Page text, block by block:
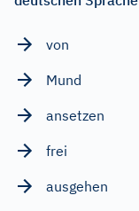
von
Mund
ansetzen
frei
ausgehen